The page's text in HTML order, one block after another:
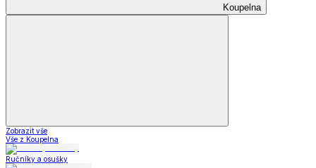
Koupelna
Zobrazit vše
Vše z Koupelna
Ručníky a osušky